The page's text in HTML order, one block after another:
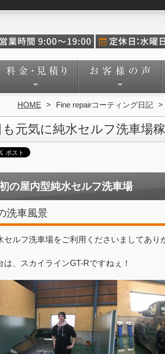
HOME Fine repairコーティング日記
元気に純水セルフ洗車場
の屋内型純水セルフ洗車場
洗車風景
セルフ洗車場をご利用くださいましてあり
は、スカイラインGT-Rですねぇ！